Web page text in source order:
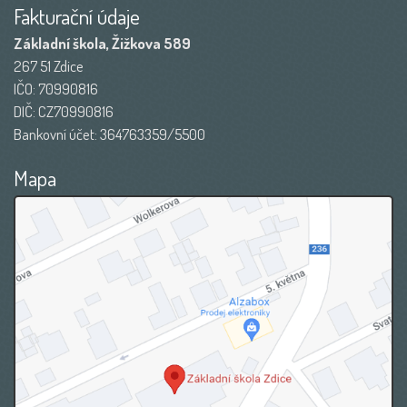
Fakturační údaje
Základní škola, Žižkova 589
267 51 Zdice
IČO: 70990816
DIČ: CZ70990816
Bankovní účet: 364763359/5500
Mapa